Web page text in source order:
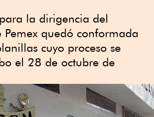
la dirigencia del
Pemex quedó conformada
cuyo proceso se
el 28 de octubre de